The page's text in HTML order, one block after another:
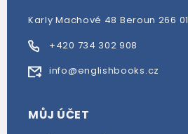
Karly Machové 48 Beroun 266 01
+420 734 302 908
info@englishbooks.cz
MŮJ ÚČET